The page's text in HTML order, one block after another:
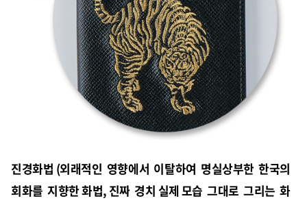
진경화법 (외래적인 영향에서 이탈하여 명실상부한 한국의
회화를 지향한 화법, 진짜 경치 실제 모습 그대로 그리는 화